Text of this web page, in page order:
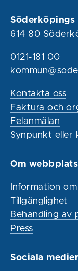
Söderköpings
614 80
0121-181 00
Kontakta oss
Faktura och
Felanmälan
Synpunkt eller
Om
Information
Tillgänglighet
Behandling av
Press
Sociala medier